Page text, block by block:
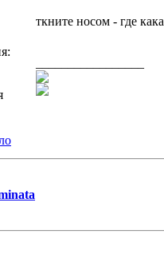
ткните носом - где